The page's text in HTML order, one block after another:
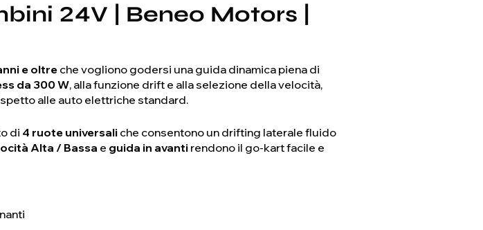
24V | Beneo Motors |
e oltre che vogliono godersi una guida dinamica piena di
da 300 W, alla funzione drift e alla selezione della velocità,
alle auto elettriche standard.
di 4 ruote universali che consentono un drifting laterale fluido
Alta / Bassa e guida in avanti rendono il go-kart facile e